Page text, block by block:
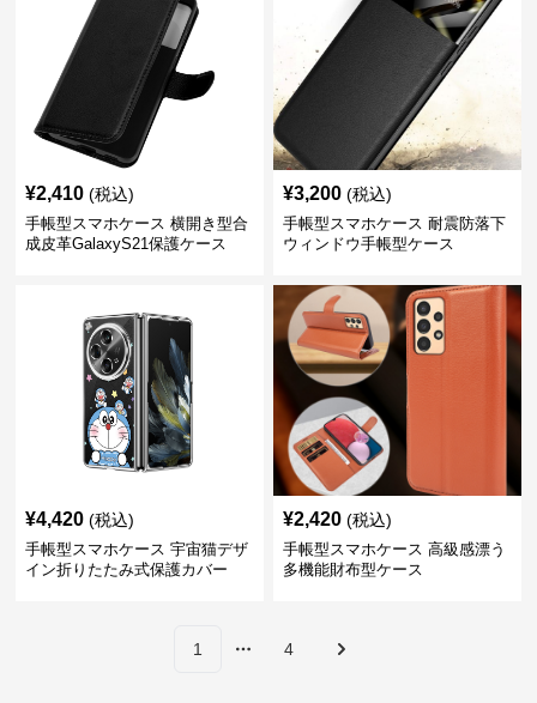
¥2,410 (税込)
手帳型スマホケース 横開き型合
成皮革GalaxyS21保護ケース
¥3,200 (税込)
手帳型スマホケース 耐震防落下
ウィンドウ手帳型ケース
¥4,420 (税込)
手帳型スマホケース 宇宙猫デザ
イン折りたたみ式保護カバー
¥2,420 (税込)
手帳型スマホケース 高級感漂う
多機能財布型ケース
1
More pages
4